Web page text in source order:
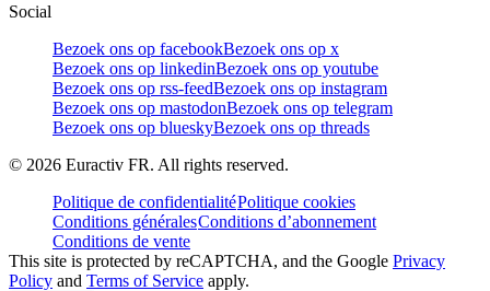
Social
Bezoek ons op facebookBezoek ons op x
Bezoek ons op linkedinBezoek ons op youtube
Bezoek ons op rss-feedBezoek ons op instagram
Bezoek ons op mastodonBezoek ons op telegram
Bezoek ons op blueskyBezoek ons op threads
© 2026 Euractiv FR. All rights reserved.
Politique de confidentialitéPolitique cookies
Conditions généralesConditions d’abonnement
Conditions de vente
This site is protected by reCAPTCHA, and the Google Privacy
Policy and Terms of Service apply.